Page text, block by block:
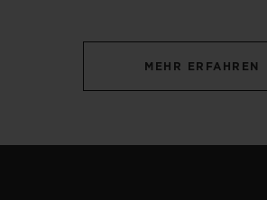
MEHR ERFAHREN